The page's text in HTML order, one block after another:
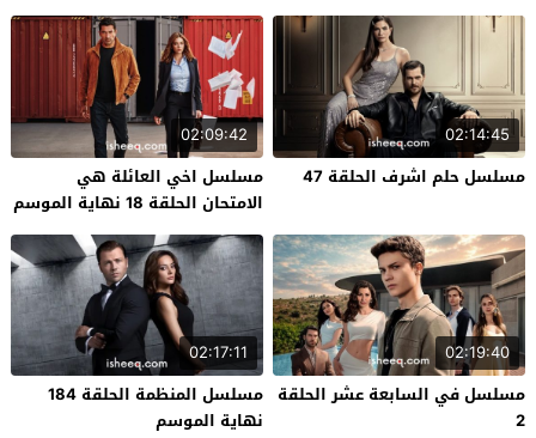
02:14:45
مسلسل حلم اشرف الحلقة 47
02:09:42
مسلسل اخي العائلة هي
الامتحان الحلقة 18 نهاية الموسم
02:19:40
مسلسل في السابعة عشر الحلقة
2
02:17:11
مسلسل المنظمة الحلقة 184
نهاية الموسم